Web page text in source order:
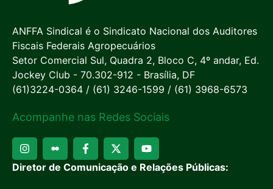
ANFFA Sindical é o Sindicato Nacional dos Auditores
Fiscais Federais Agropecuários
Setor Comercial Sul, Quadra 2, Bloco C, 4º andar, Ed.
Jockey Club - 70.302-912 - Brasília, DF
(61)3224-0364 / (61) 3246-1599 / (61) 3968-6573
Acompanhe nas Redes Sociais
Diretor de Comunicação e Relações Públicas: